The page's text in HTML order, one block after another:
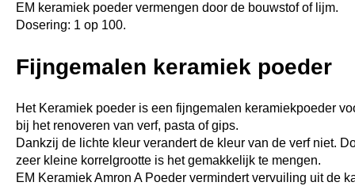
EM keramiek poeder vermengen door de bouwstof of lijm.
Dosering: 1 op 100.
Fijngemalen keramiek poeder
Het Keramiek poeder is een fijngemalen keramiekpoeder
bij het renoveren van verf, pasta of gips.
Dankzij de lichte kleur verandert de kleur van de verf niet.
zeer kleine korrelgrootte is het gemakkelijk te mengen.
EM Keramiek Amron A Poeder vermindert vervuiling uit de